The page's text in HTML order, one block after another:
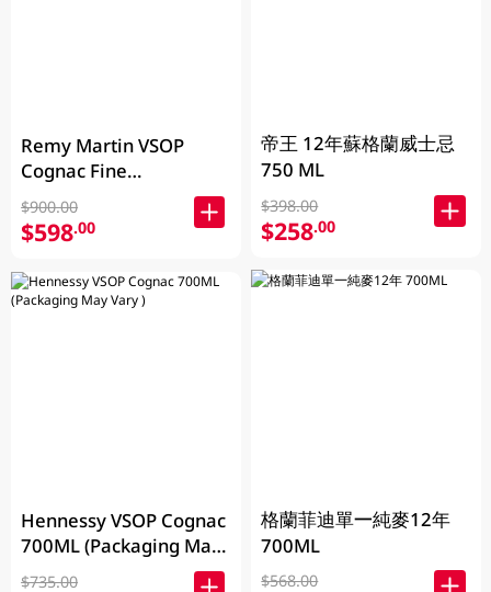
Remy Martin VSOP
Cognac Fine
Champagne 700ML
$900.00
$598.00
Hennessy VSOP Cognac
700ML (Packaging May
Vary )
$735.00
帝王 12年蘇格蘭威士忌
750 ML
$398.00
$258.00
格蘭菲迪單一純麥12年
700ML
$568.00